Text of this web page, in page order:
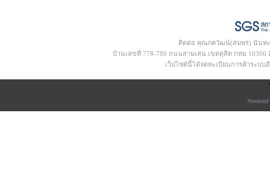
ติดต่อ คุณภควัฒน์(สมพร) นันทะจุ
บ้านเลขที่ 778-780 ถนนสามเสน เขตดุสิต กทม 10300 อี
เว็ปไซด์นี้ได้จดทะเบียนการค้าระบบ